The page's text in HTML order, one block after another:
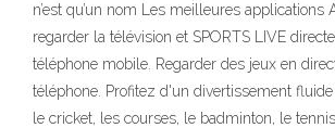
n’est qu’un nom Les meilleures applications
regarder la télévision et SPORTS LIVE
téléphone mobile. Regarder des jeux en
téléphone. Profitez d'un divertissement fluide
le cricket, les courses, le badminton, le